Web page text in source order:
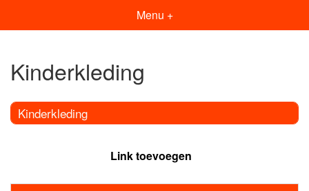
Menu +
Kinderkleding
Kinderkleding
Link toevoegen